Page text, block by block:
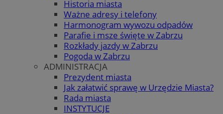
Historia miasta
Ważne adresy i telefony
Harmonogram wywozu odpadów
Parafie i msze święte w Zabrzu
Rozkłady jazdy w Zabrzu
Pogoda w Zabrzu
ADMINISTRACJA
Prezydent miasta
Jak załatwić sprawę w Urzędzie Miasta?
Rada miasta
INSTYTUCJE